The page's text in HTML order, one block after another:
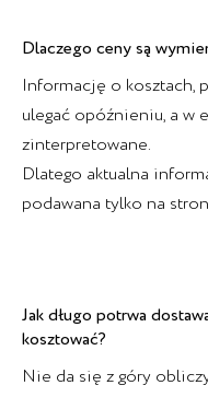
Dlaczego ceny są
Informację o kosztach,
ulegać opóźnieniu, a w
zinterpretowane.
Dlatego aktualna
podawana tylko na
Jak długo potrwa
kosztować?
Nie da się z góry